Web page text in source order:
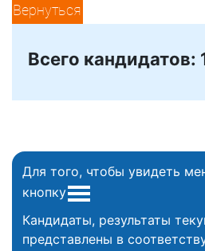
Вернуться
Всего кандидатов:
Для того, чтобы увидеть
кнопку
Кандидаты, результаты
представлены в